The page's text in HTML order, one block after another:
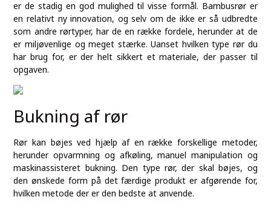
er de stadig en god mulighed til visse formål. Bambusrør er
en relativt ny innovation, og selv om de ikke er så udbredte
som andre rørtyper, har de en række fordele, herunder at de
er miljøvenlige og meget stærke. Uanset hvilken type rør du
har brug for, er der helt sikkert et materiale, der passer til
opgaven.
Bukning af rør
Rør kan bøjes ved hjælp af en række forskellige metoder,
herunder opvarmning og afkøling, manuel manipulation og
maskinassisteret bukning. Den type rør, der skal bøjes, og
den ønskede form på det færdige produkt er afgørende for,
hvilken metode der er den bedste at anvende.